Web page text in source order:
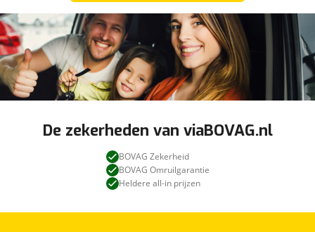
De zekerheden van viaBOVAG.nl
BOVAG Zekerheid
BOVAG Omruilgarantie
Heldere all-in prijzen